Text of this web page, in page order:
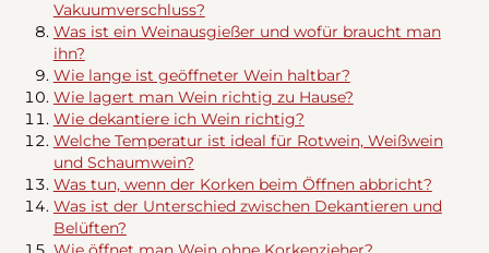
Vakuumverschluss?
Was ist ein Weinausgießer und wofür braucht man
ihn?
Wie lange ist geöffneter Wein haltbar?
Wie lagert man Wein richtig zu Hause?
Wie dekantiere ich Wein richtig?
Welche Temperatur ist ideal für Rotwein, Weißwein
und Schaumwein?
Was tun, wenn der Korken beim Öffnen abbricht?
Was ist der Unterschied zwischen Dekantieren und
Belüften?